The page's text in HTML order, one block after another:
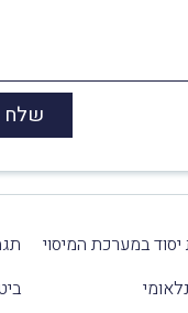
יסוד במערכת המיסוי